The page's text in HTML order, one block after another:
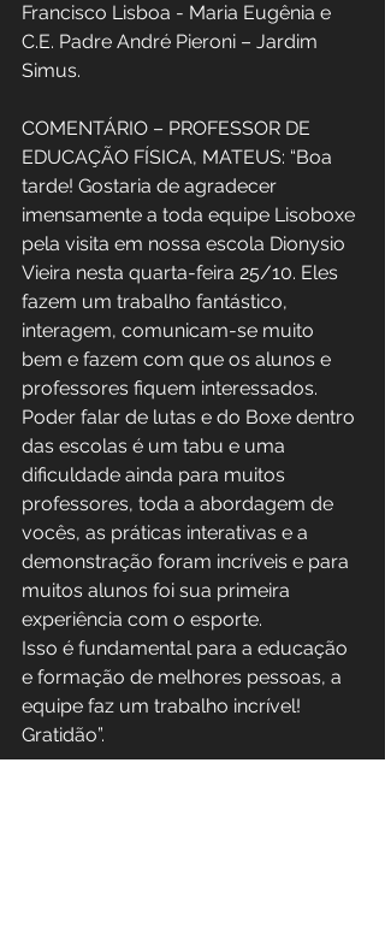
Francisco Lisboa - Maria Eugênia e
C.E. Padre André Pieroni – Jardim
Simus.
COMENTÁRIO – PROFESSOR DE
EDUCAÇÃO FÍSICA, MATEUS: “Boa
tarde! Gostaria de agradecer
imensamente a toda equipe Lisoboxe
pela visita em nossa escola Dionysio
Vieira nesta quarta-feira 25/10. Eles
fazem um trabalho fantástico,
interagem, comunicam-se muito
bem e fazem com que os alunos e
professores fiquem interessados.
Poder falar de lutas e do Boxe dentro
das escolas é um tabu e uma
dificuldade ainda para muitos
professores, toda a abordagem de
vocês, as práticas interativas e a
demonstração foram incríveis e para
muitos alunos foi sua primeira
experiência com o esporte.
Isso é fundamental para a educação
e formação de melhores pessoas, a
equipe faz um trabalho incrível!
Gratidão”.